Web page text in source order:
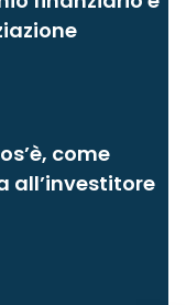
come
all’investitore